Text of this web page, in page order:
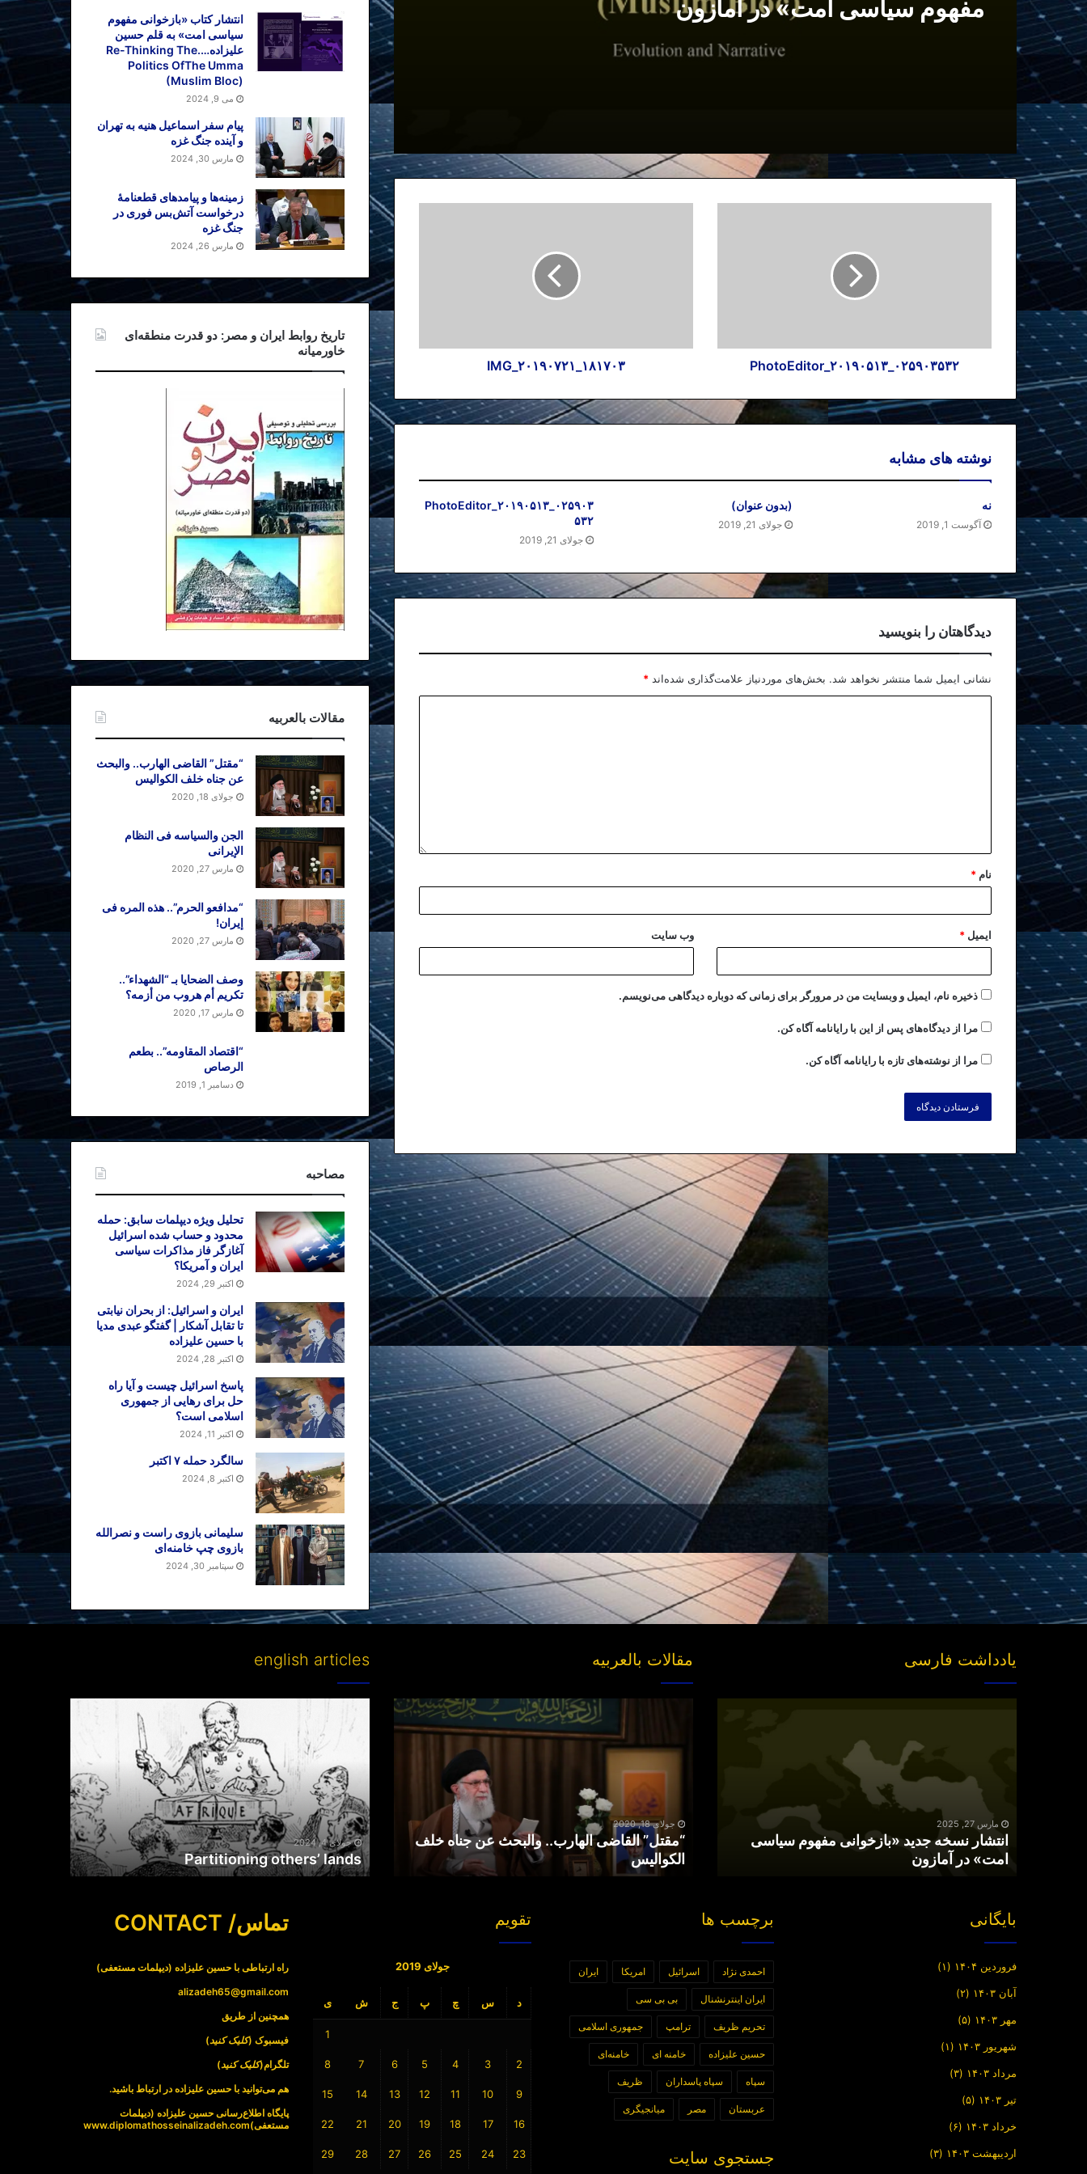
مفهوم سیاسی امت» در آمازون
مصاحبه من با برنامه پربیننده “پارازیت” در
PhotoEditor_۲۰۱۹۰۵۱۳_۰۲۵۹۰۳۵۳۲ IMG_۲۰۱۹۰۷۲۱_۱۸۱۷۰۳
نوشته های مشابه
نه
آگوست 1, 2019
(بدون عنوان)
جولای 21, 2019
PhotoEditor_۲۰۱۹۰۵۱۳_۰۲۵۹۰۳
۵۳۲
جولای 21, 2019
دیدگاهتان را بنویسید
نشانی ایمیل شما منتشر نخواهد شد. بخش‌های موردنیاز علامت‌گذاری شده‌اند *
نام *
ایمیل * وب‌ سایت
ذخیره نام، ایمیل و وبسایت من در مرورگر برای زمانی که دوباره دیدگاهی می‌نویسم.
مرا از دیدگاه‌های پس از این با رایانامه آگاه کن.
مرا از نوشته‌های تازه با رایانامه آگاه کن.
انتشار کتاب «بازخوانی مفهوم
سیاسی امت» به قلم حسین
علیزاده….Re-Thinking The
Politics OfThe Umma
(Muslim Bloc)
می 9, 2024
پیام سفر اسماعیل هنیه به تهران
و آینده جنگ غزه
مارس 30, 2024
زمینه‌ها و پیامدهای قطعنامهٔ
درخواست آتش‌بس فوری در
جنگ غزه
مارس 26, 2024
تاریخ روابط ایران و مصر: دو قدرت منطقه‌ای
خاورمیانه
مقالات بالعربیه
“مقتل” القاضی الهارب.. والبحث
عن جناه خلف الکوالیس
جولای 18, 2020
الجن والسیاسه فی النظام
اﻹیرانی
مارس 27, 2020
“مدافعو الحرم”.. هذه المره فی
إیران!
مارس 27, 2020
وصف الضحایا بـ “الشهداء”..
تکریم أم هروب من أزمه؟
مارس 17, 2020
“اقتصاد المقاومه”.. بطعم
الرصاص
دسامبر 1, 2019
مصاحبه
تحلیل ویژه دیپلمات سابق: حمله
محدود و حساب شده اسرائیل
آغازگر فاز مذاکرات سیاسی
ایران و آمریکا؟
اکتبر 29, 2024
ایران و اسرائیل: از بحران نیابتی
تا تقابل آشکار | گفتگو عبدی مدیا
با حسین علیزاده
اکتبر 28, 2024
پاسخ اسرائیل چیست و آیا راه
حل برای رهایی از جمهوری
اسلامی است؟
اکتبر 11, 2024
سالگرد حمله ۷ اکتبر
اکتبر 8, 2024
سلیمانی بازوی راست و نصرالله
بازوی چپ خامنه‌ای
سپتامبر 30, 2024
یادداشت فارسی
در
آمازون
مارس 27, 2025
انتشار نسخه جدید «بازخوانی مفهوم سیاسی
امت» در آمازون
مقالات بالعربیه
والبحث
الکوالیس
جولای 18, 2020
“مقتل” القاضی الهارب.. والبحث عن جناه خلف
الکوالیس
english articles
جولای 4, 2024
Partitioning others’ lands
بایگانی
فروردین ۱۴۰۴ (۱)
آبان ۱۴۰۳ (۲)
مهر ۱۴۰۳ (۵)
شهریور ۱۴۰۳ (۱)
مرداد ۱۴۰۳ (۳)
تیر ۱۴۰۳ (۵)
خرداد ۱۴۰۳ (۶)
اردیبهشت ۱۴۰۳ (۳)
برچسب ها
احمدی نژاد اسرائیل امریکا ایران
ایران اینترنشنال بی بی سی
تحریم ظریف ترامپ جمهوری اسلامی
حسین علیزاده خامنه ای خامنه‌ای
سپاه سپاه پاسداران ظریف
عربستان مصر میانجیگری
جستجوی سایت
تقویم
جولای 2019
د س چ پ ج ش ی
1
2
3
4
5
6
7
8
9
10
11
12
13
14
15
16
17
18
19
20
21
22
23
24
25
26
27
28
29
تماس/ CONTACT
راه ارتباطی با حسین علیزاده (دیپلمات مستعفی)
alizadeh65@gmail.com
همچنین از طریق
فیسبوک (کلیک کنید)
تلگرام(کلیک کنید)
هم می‌توانید با حسین علیزاده در ارتباط باشید.
پایگاه اطلاع‌رسانی حسین علیزاده (دیپلمات
مستعفی)www.diplomathosseinalizadeh.com